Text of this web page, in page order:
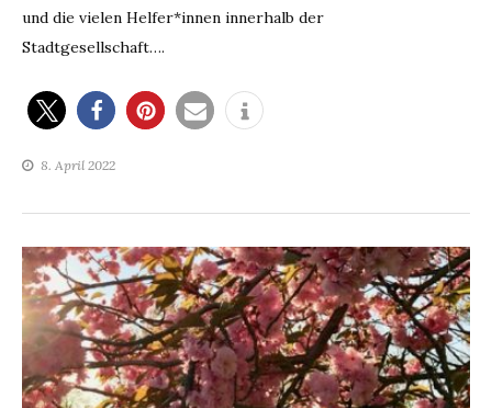
und die vielen Helfer*innen innerhalb der
Stadtgesellschaft….
8. April 2022